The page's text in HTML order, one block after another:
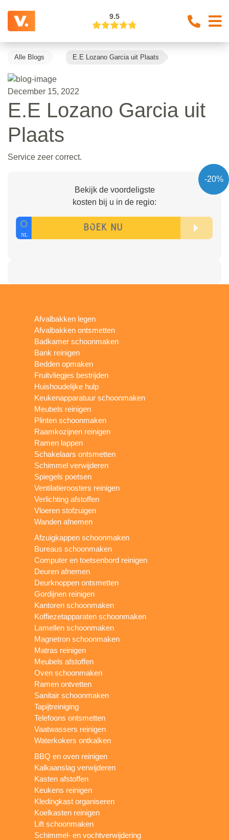
9.5
Alle Blogs E.E Lozano Garcia uit Plaats
December 15, 2022
E.E Lozano Garcia uit
Plaats
Service zeer correct.
-20%
Bekijk de voordeligste
kosten bij u in de regio:
Afvalbakken legen
Afvalbakken ontsmetten
Badkamer schoonmaken
Bank reinigen
Bedden opmaken
Fruitvliegjes bestrijden
Huishoudelijke hulp
Keukenapparatuur schoonmaken
Meubels reinigen
Plinten schoonmaken
Raamkozijnen reinigen
Ramen lappen
Schakelaars ontsmetten
Schimmel verwijderen
Spiegels poetsen
Ventilatieroosters reinigen
Verlichting afstoffen
Vloeren stofzuigen
Wanden afnemen
Afzuigkappen schoonmaken
Bureaus schoonmaken
Computer en toetsenbord reinigen
Deuren afnemen
Deurknoppen ontsmetten
Gordijnen reinigen
Kantoren schoonmaken
Koffiezetapparaten schoonmaken
Lamellen schoonmaken
Magnetron schoonmaken
Matras reinigen
Meubels afstoffen
Oven schoonmaken
Ramen ontvetten
Sanitair schoonmaken
Tapijtreiniging
Telefoons ontsmetten
Vaatwassers reinigen
Waterkokers ontkalken
BBQ en oven reinigen
Kalkaanslag verwijderen
Kasten afstoffen
Keukens reinigen
Kledingkast organiseren
Koelkasten reinigen
Lift schoonmaken
Schimmel- en vochtverwijdering